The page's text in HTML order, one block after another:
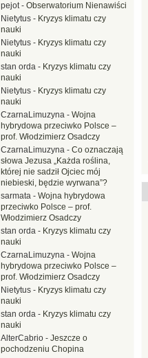
pejot- Obserwatorium Nienawiści
Nietytus - Kryzys klimatu czy
nauki
Nietytus - Kryzys klimatu czy
nauki
stan orda - Kryzys klimatu czy
nauki
Nietytus - Kryzys klimatu czy
nauki
CzarnaLimuzyna - Wojna
hybrydowa przeciwko Polsce –
prof. Włodzimierz Osadczy
CzarnaLimuzyna - Co oznaczają
słowa Jezusa „Każda roślina,
której nie sadził Ojciec mój
niebieski, będzie wyrwana”?
sarmata - Wojna hybrydowa
przeciwko Polsce – prof.
Włodzimierz Osadczy
stan orda - Kryzys klimatu czy
nauki
CzarnaLimuzyna - Wojna
hybrydowa przeciwko Polsce –
prof. Włodzimierz Osadczy
Nietytus - Kryzys klimatu czy
nauki
stan orda - Kryzys klimatu czy
nauki
AlterCabrio - Jeszcze o
pochodzeniu Chopina